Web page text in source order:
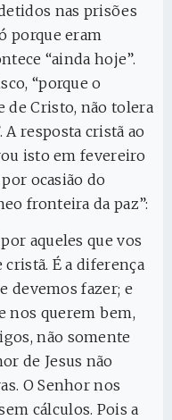
nas prisões
porque eram
“ainda hoje”.
“porque o
de Cristo, não tolera
A resposta cristã ao
isto em fevereiro
ocasião do
fronteira da paz”:
aqueles que vos
cristã. É a diferença
devemos fazer; e
nos querem bem,
não somente
de Jesus não
O Senhor nos
cálculos. Pois a